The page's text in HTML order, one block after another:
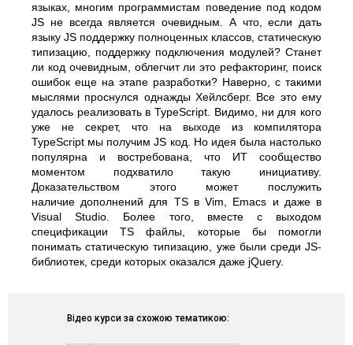
языках, многим программистам поведение под кодом
JS не всегда является очевидным. А что, если дать
языку JS поддержку полноценных классов, статическую
типизацию, поддержку подключения модулей? Станет
ли код очевидным, облегчит ли это рефакторинг, поиск
ошибок еще на этапе разработки? Наверно, с такими
мыслями проснулся однажды Хейлсберг. Все это ему
удалось реализовать в TypeScript. Видимо, ни для кого
уже не секрет, что на выходе из компилятора
TypeScript мы получим JS код. Но идея была настолько
популярна и востребована, что ИТ сообщество
моментом подхватило такую инициативу.
Доказательством этого может послужить
наличие дополнений для TS в Vim, Emacs и даже в
Visual Studio. Более того, вместе с выходом
спецификации TS файлы, которые бы помогли
понимать статическую типизацию, уже были среди JS-
библиотек, среди которых оказался даже jQuery.
Відео курси за схожою тематикою: